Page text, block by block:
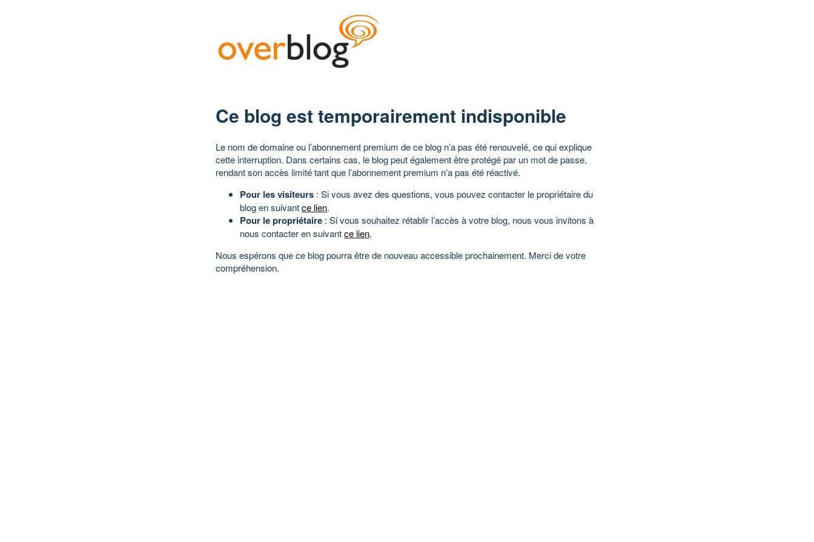
Ce blog est temporairement indisponible
Le nom de domaine ou l’abonnement premium de ce blog n’a pas été renouvelé, ce qui explique
cette interruption. Dans certains cas, le blog peut également être protégé par un mot de passe,
rendant son accès limité tant que l’abonnement premium n’a pas été réactivé.
Pour les visiteurs : Si vous avez des questions, vous pouvez contacter le propriétaire du
blog en suivantce lien.
Pour le propriétaire : Si vous souhaitez rétablir l’accès à votre blog, nous vous invitons à
nous contacter en suivantce lien.
Nous espérons que ce blog pourra être de nouveau accessible prochainement. Merci de votre
compréhension.